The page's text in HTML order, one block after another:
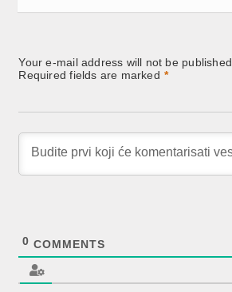
Your e-mail address will not be published.
Required fields are marked *
0 COMMENTS